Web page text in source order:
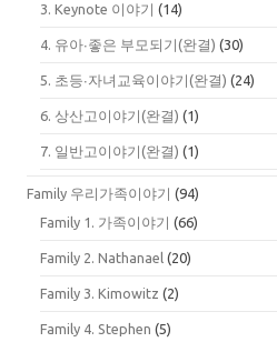
3. Keynote 이야기 (14)
4. 유아∙좋은 부모되기(완결) (30)
5. 초등∙자녀교육이야기(완결) (24)
6. 상산고이야기(완결) (1)
7. 일반고이야기(완결) (1)
Family 우리가족이야기 (94)
Family 1. 가족이야기 (66)
Family 2. Nathanael (20)
Family 3. Kimowitz (2)
Family 4. Stephen (5)